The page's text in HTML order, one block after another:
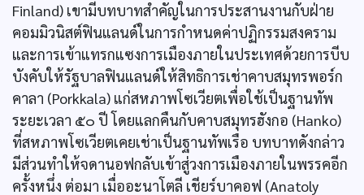
Finland) เขามีบทบาทสำคัญในการประสานงานกับฝ่าย
คอมมิวนิสต์ฟินแลนด์ในการกำหนดค่าปฏิกรรมสงคราม
และการเข้าแทรกแซงการเมืองภายในประเทศด้วยการบีบ
บังคับให้รัฐบาลฟินแลนด์ให้สิทธิการเช่าคาบสมุทรพอร์ก
คาลา (Porkkala) แก่สหภาพโซเวียตเพื่อใช้เป็นฐานทัพ
ระยะเวลา ๕๐ ปี โดยแลกคืนกับคาบสมุทรฮังกอ (Hanko)
ที่สหภาพโซเวียตเคยเช่าเป็นฐานทัพเรือ บทบาทดังกล่าว
มีส่วนทำให้จดานอฟกลับเข้าสู่วงการเมืองภายในพรรคอีก
ครั้งหนึ่ง ต่อมา เมื่ออะนาโตลี เชียร์บาคอฟ (Anatoly